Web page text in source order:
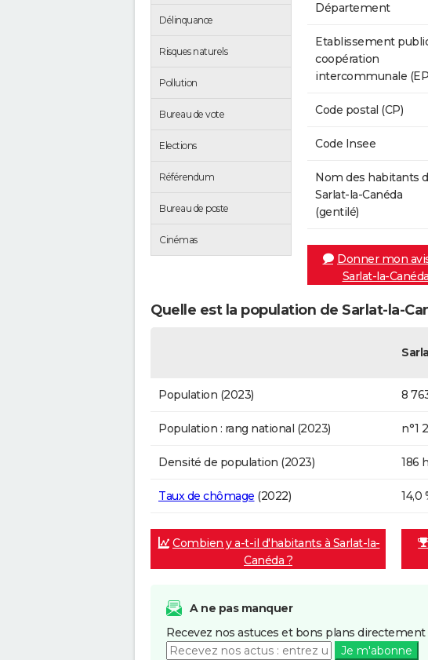
Délinquance
Risques naturels
Pollution
Bureau de vote
Elections
Référendum
Bureau de poste
Cinémas
Département
Etablissement
coopération
intercommunale
Code postal (CP)
Code Insee
Nom des habitants
Sarlat-la-Canéda
(gentilé)
Donner mon
Sarlat-la-Canéda
Quelle est la population de Sarlat-la-
Population (2023) 8
Population : rang national (2023) n°1
Densité de population (2023) 186
Taux de chômage (2022) 14,0
Combien y a-t-il d'habitants à Sarlat-la-
Canéda ?
A ne pas manquer
Recevez nos astuces et bons plans directement
Je m'abonne